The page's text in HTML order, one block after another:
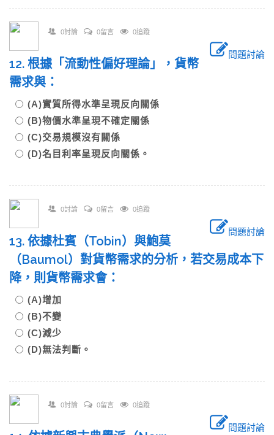
0討論 0留言 0追蹤
問題討論
12. 根據「流動性偏好理論」，貨幣
需求與：
(A)實質所得水準呈現反向關係
(B)物價水準呈現不確定關係
(C)交易規模沒有關係
(D)名目利率呈現反向關係。
0討論 0留言 0追蹤
問題討論
13. 依據杜賓（Tobin）與鮑莫
（Baumol）對貨幣需求的分析，若交易成本下
降，則貨幣需求會：
(A)增加
(B)不變
(C)減少
(D)無法判斷。
0討論 0留言 0追蹤
問題討論